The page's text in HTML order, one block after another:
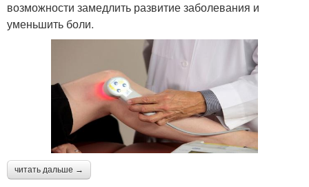
возможности замедлить развитие заболевания и
уменьшить боли.
читать дальше →